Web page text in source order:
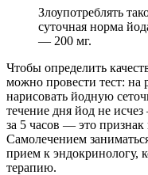
Злоупотреблять
суточная норма
— 200 мг.
Чтобы определить
можно провести тест: на
нарисовать йодную
течение дня йод не
за 5 часов — это
Самолечением
прием к эндокринологу,
терапию.